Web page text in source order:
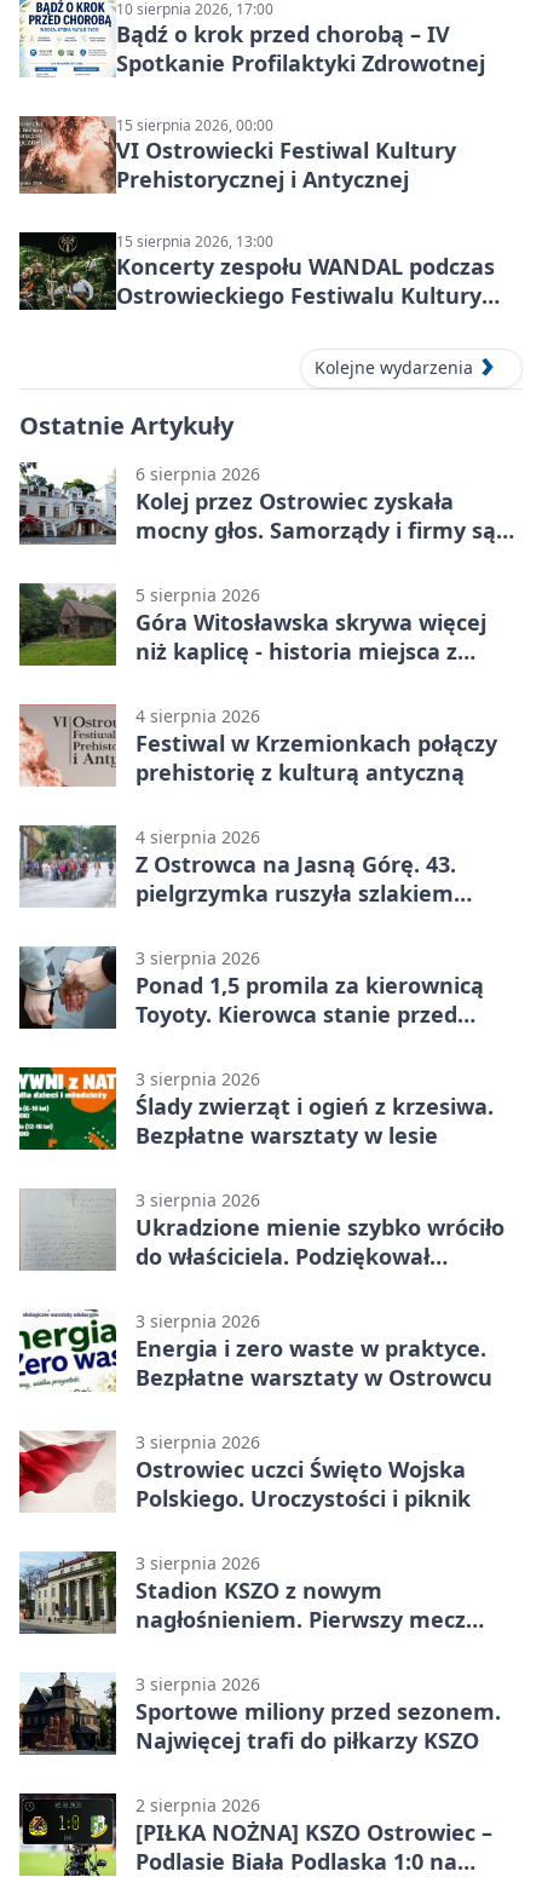
10 sierpnia 2026, 17:00
Bądź o krok przed chorobą – IV
Spotkanie Profilaktyki Zdrowotnej
15 sierpnia 2026, 00:00
VI Ostrowiecki Festiwal Kultury
Prehistorycznej i Antycznej
15 sierpnia 2026, 13:00
Koncerty zespołu WANDAL podczas
Ostrowieckiego Festiwalu Kultury
Kolejne wydarzenia
Ostatnie Artykuły
6 sierpnia 2026
Kolej przez Ostrowiec zyskała
mocny głos. Samorządy i firmy są
5 sierpnia 2026
Góra Witosławska skrywa więcej
niż kaplicę - historia miejsca z
4 sierpnia 2026
Festiwal w Krzemionkach połączy
prehistorię z kulturą antyczną
4 sierpnia 2026
Z Ostrowca na Jasną Górę. 43.
pielgrzymka ruszyła szlakiem
3 sierpnia 2026
Ponad 1,5 promila za kierownicą
Toyoty. Kierowca stanie przed
3 sierpnia 2026
Ślady zwierząt i ogień z krzesiwa.
Bezpłatne warsztaty w lesie
3 sierpnia 2026
Ukradzione mienie szybko wróciło
do właściciela. Podziękował
3 sierpnia 2026
Energia i zero waste w praktyce.
Bezpłatne warsztaty w Ostrowcu
3 sierpnia 2026
Ostrowiec uczci Święto Wojska
Polskiego. Uroczystości i piknik
3 sierpnia 2026
Stadion KSZO z nowym
nagłośnieniem. Pierwszy mecz
3 sierpnia 2026
Sportowe miliony przed sezonem.
Najwięcej trafi do piłkarzy KSZO
2 sierpnia 2026
[PIŁKA NOŻNA] KSZO Ostrowiec –
Podlasie Biała Podlaska 1:0 na